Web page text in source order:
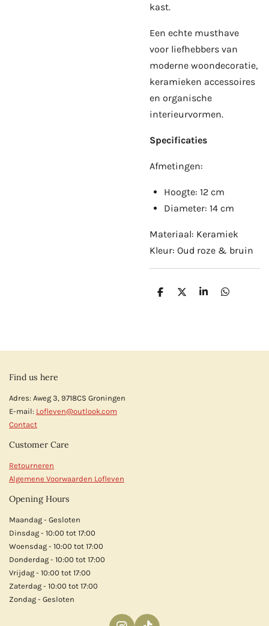
kast.
Een echte musthave
voor liefhebbers van
moderne woondecoratie,
keramieken accessoires
en organische
interieurvormen.
Specificaties
Afmetingen:
Hoogte: 12 cm
Diameter: 14 cm
Materiaal: Keramiek
Kleur: Oud roze & bruin
D
D
S
D
Find us here
Adres: Aweg 3, 9718CS Groningen
E-mail: Lofleven@outlook.com
Contact
Customer Care
Retourneren
Algemene Voorwaarden Lofleven
Opening Hours
Maandag - Gesloten
Dinsdag - 10:00 tot 17:00
Woensdag - 10:00 tot 17:00
Donderdag - 10:00 tot 17:00
Vrijdag - 10:00 tot 17:00
Zaterdag - 10:00 tot 17:00
Zondag - Gesloten